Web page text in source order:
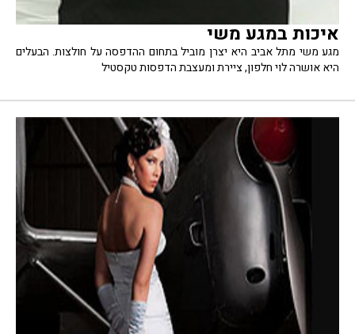
איכות במגע משי
מגע משי מתל אביב היא יצרן מוביל בתחום ההדפסה על חולצות. הבעלים
היא אושרה לוי חלפון, ציירת ומעצבת הדפסות טקסטיל